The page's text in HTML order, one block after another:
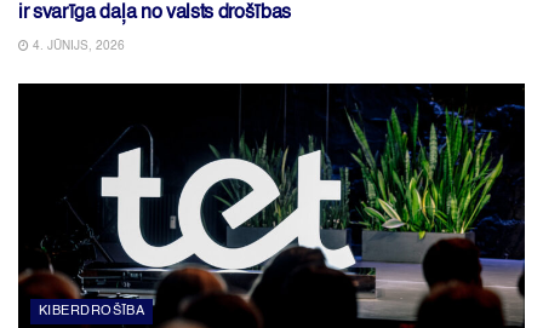
ir svarīga daļa no valsts drošības
4. JŪNIJS, 2026
KIBERDROŠĪBA